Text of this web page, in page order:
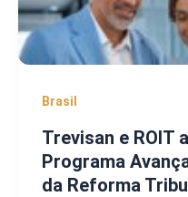
Brasil
Trevisan e ROIT
Programa
da Reforma